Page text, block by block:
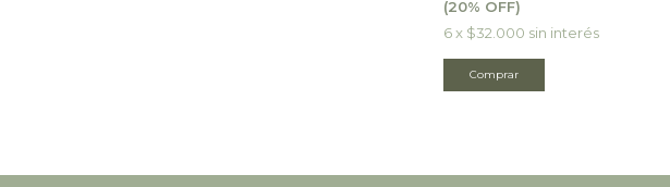
6x $32.000 sin interés